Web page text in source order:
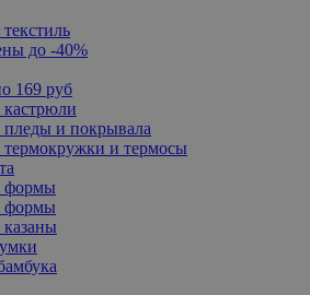
до -40%
169 руб
пледы и покрывала
термокружки и термосы
формы
формы